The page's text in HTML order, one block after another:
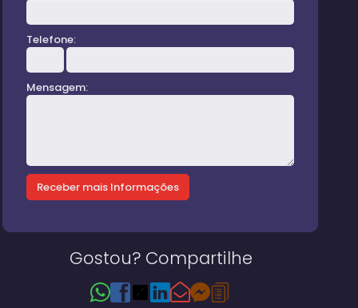
Telefone:
Mensagem:
Gostou? Compartilhe